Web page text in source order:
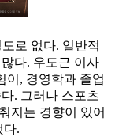
로 없다. 일반적
다. 우도근 이사
이, 경영학과 졸업
. 그러나 스포츠
지는 경향이 있어
다.